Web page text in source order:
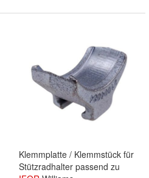
Klemmplatte / Klemmstück für
Stützradhalter passend zu